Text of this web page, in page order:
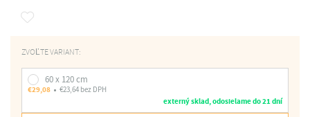
ZVOĽTE VARIANT:
60 x 120 cm
€29,08
€23,64 bez DPH
externý sklad, odosielame do 21 dní